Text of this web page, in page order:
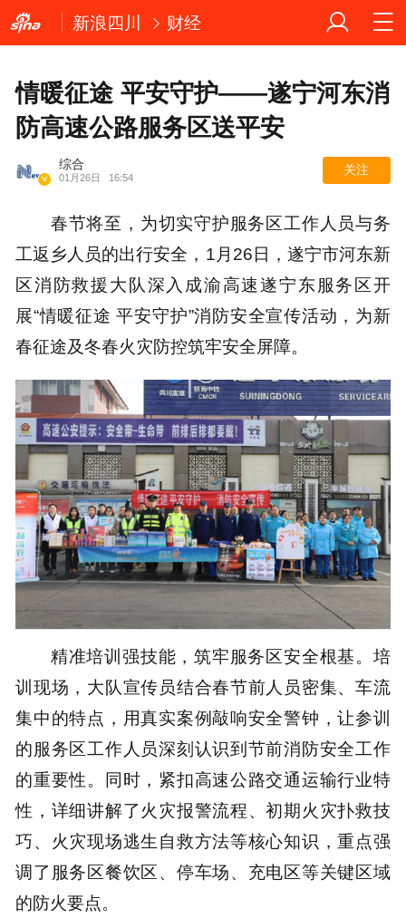
新浪四川 财经
情暖征途 平安守护——遂宁河东消
防高速公路服务区送平安
综合
01月26日 16:54
关注
春节将至，为切实守护服务区工作人员与务
工返乡人员的出行安全，1月26日，遂宁市河东新
区消防救援大队深入成渝高速遂宁东服务区开
展“情暖征途 平安守护”消防安全宣传活动，为新
春征途及冬春火灾防控筑牢安全屏障。
精准培训强技能，筑牢服务区安全根基。培
训现场，大队宣传员结合春节前人员密集、车流
集中的特点，用真实案例敲响安全警钟，让参训
的服务区工作人员深刻认识到节前消防安全工作
的重要性。同时，紧扣高速公路交通运输行业特
性，详细讲解了火灾报警流程、初期火灾扑救技
巧、火灾现场逃生自救方法等核心知识，重点强
调了服务区餐饮区、停车场、充电区等关键区域
的防火要点。